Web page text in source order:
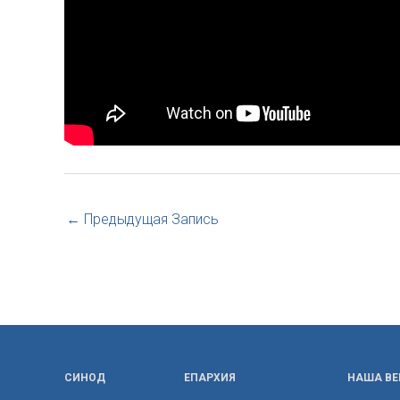
← Предыдущая Запись
СИНОД ЕПАРХИЯ НАША